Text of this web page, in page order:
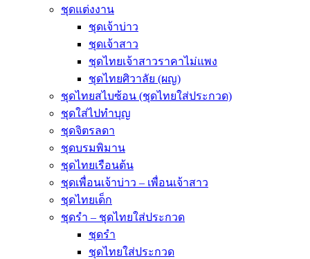
ชุดแต่งงาน
ชุดเจ้าบ่าว
ชุดเจ้าสาว
ชุดไทยเจ้าสาวราคาไม่แพง
ชุดไทยศิวาลัย (ผญ)
ชุดไทยสไบซ้อน (ชุดไทยใส่ประกวด)
ชุดใส่ไปทำบุญ
ชุดจิตรลดา
ชุดบรมพิมาน
ชุดไทยเรือนต้น
ชุดเพื่อนเจ้าบ่าว – เพื่อนเจ้าสาว
ชุดไทยเด็ก
ชุดรำ – ชุดไทยใส่ประกวด
ชุดรำ
ชุดไทยใส่ประกวด